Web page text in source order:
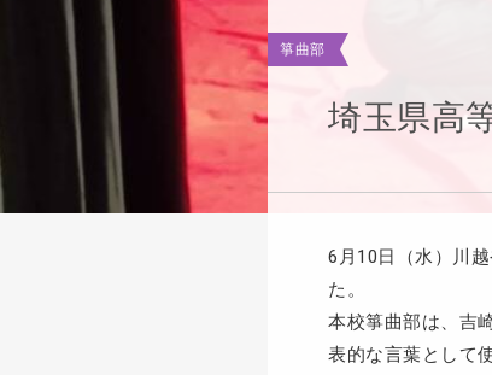
箏曲部
埼玉県高
6月10日（水）川
た。
本校箏曲部は、吉
表的な言葉として